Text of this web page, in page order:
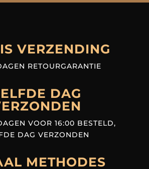
VERZENDING
RETOURGARANTIE
DAG
VOOR 16:00 BESTELD,
DAG VERZONDEN
METHODES